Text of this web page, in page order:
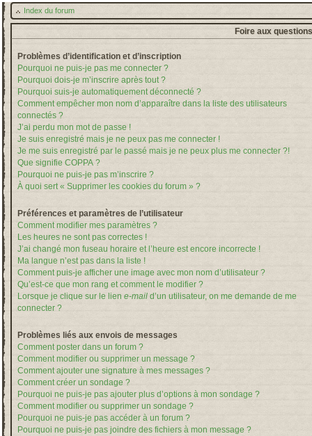
Index du forum
Foire aux
Problèmes d’identification et d’inscription
Pourquoi ne puis-je pas me connecter ?
Pourquoi dois-je m’inscrire après tout ?
Pourquoi suis-je automatiquement déconnecté ?
Comment empêcher mon nom d’apparaître dans la liste des utilisateurs
connectés ?
J’ai perdu mon mot de passe !
Je suis enregistré mais je ne peux pas me connecter !
Je me suis enregistré par le passé mais je ne peux plus me connecter ?!
Que signifie COPPA ?
Pourquoi ne puis-je pas m’inscrire ?
À quoi sert « Supprimer les cookies du forum » ?
Préférences et paramètres de l’utilisateur
Comment modifier mes paramètres ?
Les heures ne sont pas correctes !
J’ai changé mon fuseau horaire et l’heure est encore incorrecte !
Ma langue n’est pas dans la liste !
Comment puis-je afficher une image avec mon nom d’utilisateur ?
Qu’est-ce que mon rang et comment le modifier ?
Lorsque je clique sur le lien e-mail d’un utilisateur, on me demande de me
connecter ?
Problèmes liés aux envois de messages
Comment poster dans un forum ?
Comment modifier ou supprimer un message ?
Comment ajouter une signature à mes messages ?
Comment créer un sondage ?
Pourquoi ne puis-je pas ajouter plus d’options à mon sondage ?
Comment modifier ou supprimer un sondage ?
Pourquoi ne puis-je pas accéder à un forum ?
Pourquoi ne puis-je pas joindre des fichiers à mon message ?